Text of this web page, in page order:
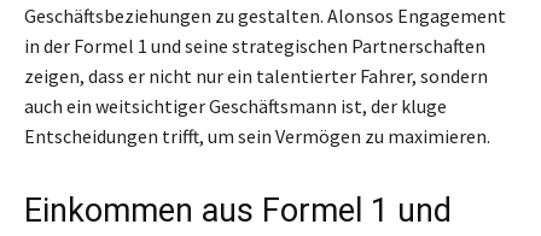
Geschäftsbeziehungen zu gestalten. Alonsos Engagement
in der Formel 1 und seine strategischen Partnerschaften
zeigen, dass er nicht nur ein talentierter Fahrer, sondern
auch ein weitsichtiger Geschäftsmann ist, der kluge
Entscheidungen trifft, um sein Vermögen zu maximieren.
Einkommen aus Formel 1 und